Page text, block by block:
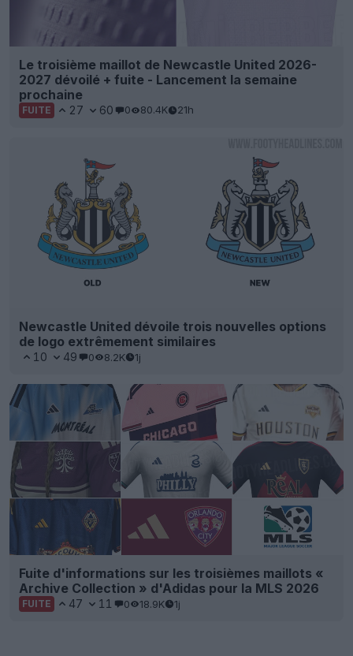
Le troisième maillot de Newcastle United 2026-
2027 dévoilé + fuite - Lancement la semaine
prochaine
FUITE 27 60 0 80.4K 21h
Newcastle United dévoile trois nouvelles options
de logo extrêmement similaires
10 49 0 8.2K 1j
Fuite d'informations sur les troisièmes maillots «
Archive Collection » d'Adidas pour la MLS 2026
FUITE 47 11 0 18.9K 1j